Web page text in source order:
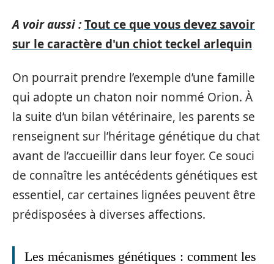
A voir aussi :Tout ce que vous devez savoir
sur le caractère d'un chiot teckel arlequin
On pourrait prendre l’exemple d’une famille
qui adopte un chaton noir nommé Orion. À
la suite d’un bilan vétérinaire, les parents se
renseignent sur l’héritage génétique du chat
avant de l’accueillir dans leur foyer. Ce souci
de connaître les antécédents génétiques est
essentiel, car certaines lignées peuvent être
prédisposées à diverses affections.
Les mécanismes génétiques : comment les